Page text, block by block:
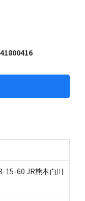
15-60 JR熊本白川